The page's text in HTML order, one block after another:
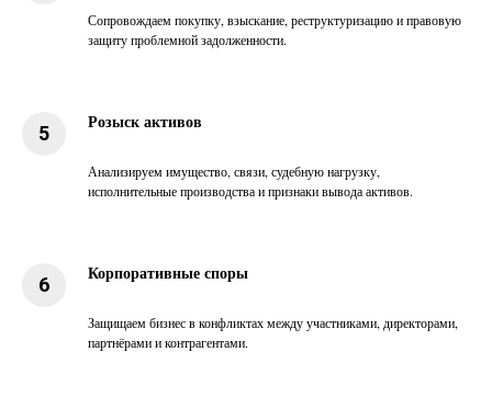
Сопровождаем покупку, взыскание, реструктуризацию и правовую
защиту проблемной задолженности.
Розыск активов
Анализируем имущество, связи, судебную нагрузку,
исполнительные производства и признаки вывода активов.
Корпоративные споры
Защищаем бизнес в конфликтах между участниками, директорами,
партнёрами и контрагентами.